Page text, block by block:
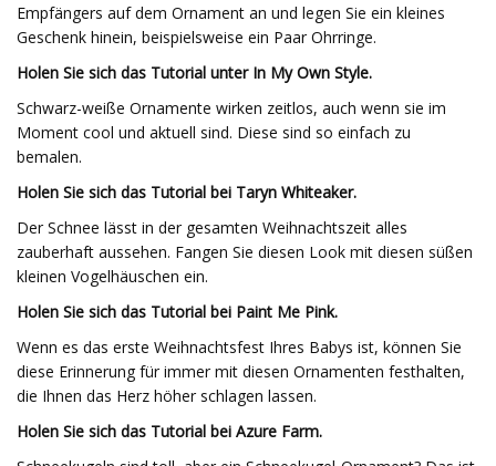
Empfängers auf dem Ornament an und legen Sie ein kleines
Geschenk hinein, beispielsweise ein Paar Ohrringe.
Holen Sie sich das Tutorial unter In My Own Style.
Schwarz-weiße Ornamente wirken zeitlos, auch wenn sie im
Moment cool und aktuell sind. Diese sind so einfach zu
bemalen.
Holen Sie sich das Tutorial bei Taryn Whiteaker.
Der Schnee lässt in der gesamten Weihnachtszeit alles
zauberhaft aussehen. Fangen Sie diesen Look mit diesen süßen
kleinen Vogelhäuschen ein.
Holen Sie sich das Tutorial bei Paint Me Pink.
Wenn es das erste Weihnachtsfest Ihres Babys ist, können Sie
diese Erinnerung für immer mit diesen Ornamenten festhalten,
die Ihnen das Herz höher schlagen lassen.
Holen Sie sich das Tutorial bei Azure Farm.